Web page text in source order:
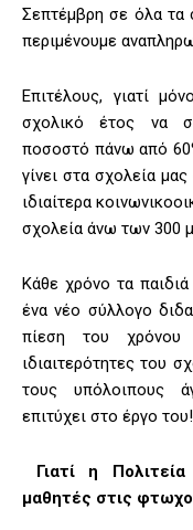
Σεπτέμβρη σε όλα τα
περιμένουμε
Επιτέλους, γιατί
σχολικό έτος να
ποσοστό πάνω από
γίνει στα σχολεία
ιδιαίτερα
σχολεία άνω των 300
Κάθε χρόνο τα
ένα νέο σύλλογο
πίεση του χρόνου
ιδιαιτερότητες του
τους υπόλοιπους
επιτύχει στο έργο του!
Γιατί η
μαθητές στις